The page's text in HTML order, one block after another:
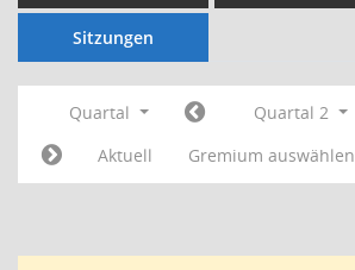
Sitzungen
Quartal Quartal 2
Aktuell
Gremium auswählen